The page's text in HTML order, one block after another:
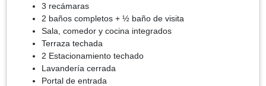
3 recámaras
2 baños completos + ½ baño de visita
Sala, comedor y cocina integrados
Terraza techada
2 Estacionamiento techado
Lavandería cerrada
Portal de entrada